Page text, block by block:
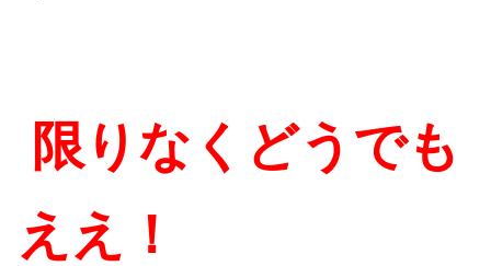
限りなくどうでも
ええ！